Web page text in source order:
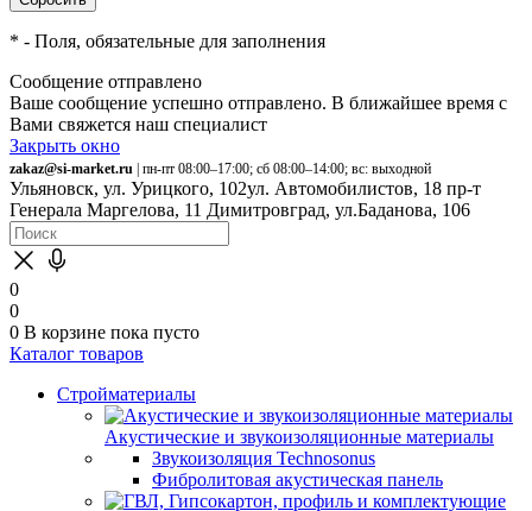
* - Поля, обязательные для заполнения
Сообщение отправлено
Ваше сообщение успешно отправлено. В ближайшее время с
Вами свяжется наш специалист
Закрыть окно
zakaz@si-market.ru | пн-пт 08:00–17:00; сб 08:00–14:00; вс: выходной
Ульяновск, ул. Урицкого, 102ул. Автомобилистов, 18 пр-т
Генерала Маргелова, 11 Димитровград, ул.Баданова, 106
0
0
0 В корзине пока пусто
Каталог товаров
Стройматериалы
Акустические и звукоизоляционные материалы
Звукоизоляция Technosonus
Фибролитовая акустическая панель